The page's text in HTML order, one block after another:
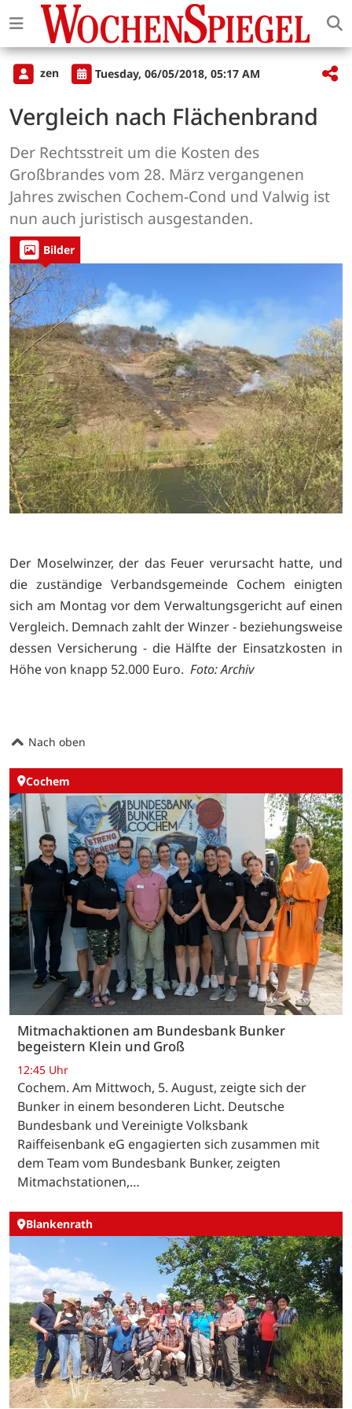
zen Tuesday, 06/05/2018, 05:17 AM
Vergleich nach Flächenbrand
Der Rechtsstreit um die Kosten des
Großbrandes vom 28. März vergangenen
Jahres zwischen Cochem-Cond und Valwig ist
nun auch juristisch ausgestanden.
Bilder
Der Moselwinzer, der das Feuer verursacht hatte, und
die zuständige Verbandsgemeinde Cochem einigten
sich am Montag vor dem Verwaltungsgericht auf einen
Vergleich. Demnach zahlt der Winzer - beziehungsweise
dessen Versicherung - die Hälfte der Einsatzkosten in
Höhe von knapp 52.000 Euro. Foto: Archiv
Nach oben
Cochem
Mitmachaktionen am Bundesbank Bunker
begeistern Klein und Groß
12:45 Uhr
Cochem. Am Mittwoch, 5. August, zeigte sich der
Bunker in einem besonderen Licht. Deutsche
Bundesbank und Vereinigte Volksbank
Raiffeisenbank eG engagierten sich zusammen mit
dem Team vom Bundesbank Bunker, zeigten
Mitmachstationen,…
Blankenrath